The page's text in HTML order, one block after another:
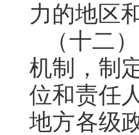
力的地区
（十二
机制
， 制
位和责任
地方各级